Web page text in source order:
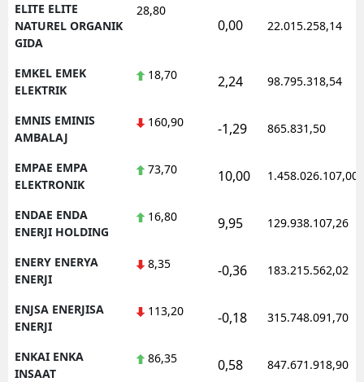
ELITE ELITE
NATUREL ORGANIK
GIDA
28,80
0,00 22.015.258,14
EMKEL EMEK
ELEKTRIK
18,70 2,24 98.795.318,54
EMNIS EMINIS
AMBALAJ
160,90 -1,29 865.831,50
EMPAE EMPA
ELEKTRONIK
73,70 10,00 1.458.026.107,00
ENDAE ENDA
ENERJI HOLDING
16,80 9,95 129.938.107,26
ENERY ENERYA
ENERJI
8,35 -0,36 183.215.562,02
ENJSA ENERJISA
ENERJI
113,20 -0,18 315.748.091,70
ENKAI ENKA
INSAAT
86,35 0,58 847.671.918,90